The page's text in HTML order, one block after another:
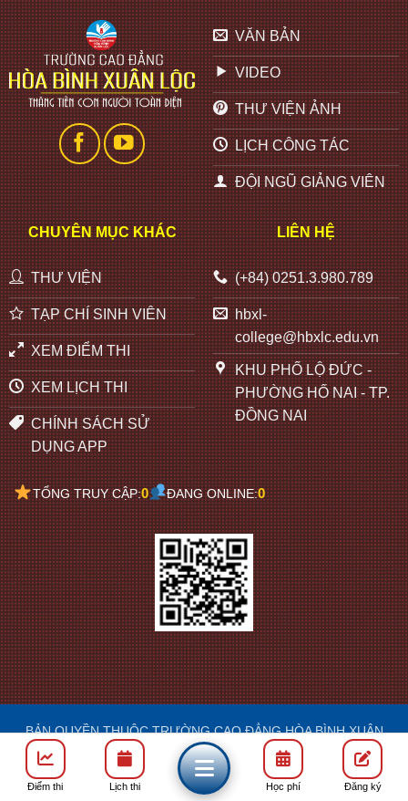
VĂN BẢN
VIDEO
THƯ VIỆN ẢNH
LỊCH CÔNG TÁC
ĐỘI NGŨ GIẢNG VIÊN
CHUYÊN MỤC KHÁC
THƯ VIỆN
TẠP CHÍ SINH VIÊN
XEM ĐIỂM THI
XEM LỊCH THI
CHÍNH SÁCH SỬ
DỤNG APP
LIÊN HỆ
(+84) 0251.3.980.789
hbxl-
college@hbxlc.edu.vn
KHU PHỐ LỘ ĐỨC -
PHƯỜNG HỐ NAI - TP.
ĐỒNG NAI
TỔNG TRUY CẬP:0 ĐANG ONLINE:0
BẢN QUYỀN THUỘC TRƯỜNG CAO ĐẲNG HÒA BÌNH XUÂN
LỘC
DESIGN: FRANCIS
Điểm thi Lịch thi Học phí Đăng ký